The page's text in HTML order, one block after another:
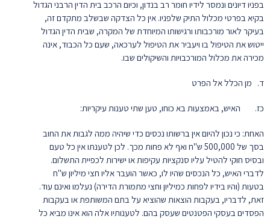
בפניו דיונים ונמסר לידיו חומר רב בנדון, וכיום הרכב בית הדין הרבני הגדול
בקיא בפרטי מכלול התיק שלפניו. אין כל הצדקה שבשלב מתקדם זה,
בעיקר לאור מורכבותו ורגישותו המיוחדת של המקרה, שבית הדין הגדול
ייטוש את הטיפול בו ויעביר את הטיפול לערכאה, שעם כל הכבוד, אינה
מכירה את מכלול המורכבויות והשיקולים שבו.
ד. מן הכלל אל הפרט
כז. האיש, באמצעות בא כוחו, טען שתי טענות עיקריות:
האחת: כי נכון להיום אין ברשותו נכסים כדי שיהיה ממה לגבות את החוב
בסך של 500,000 ש"ח ואף לא פחות מכך. לכן לטענתו אין כל טעם
ובסיס חוקי להטיל עליו סנקציות עקיפות או ישירות לכפיית התשלום.
לדברי האיש, כל הנכסים שהיו לו, כאשר הועבר אליו חצי מיליון ש"ח
בטעות (והיו בידיו לפחות כמיליון וחצי מתמורת הדירה) נעלמו ואינם עוד.
זאת, לדבריו, בעקבות הוצאות שהוציא על בתם המשותפת או בעקבות
הפסדים בעסקי הפטנטים שעסק בהם. לטענותיו אלה הוא אינו מביא כל